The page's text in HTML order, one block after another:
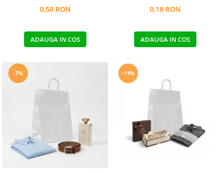
0,50 RON
ADAUGA IN COS
0,18 RON
ADAUGA IN COS
-7% -11%